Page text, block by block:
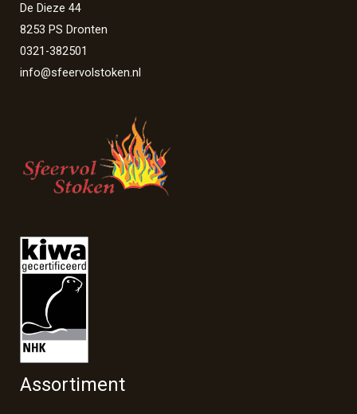
De Dieze 44
8253 PS Dronten
0321-382501
info@sfeervolstoken.nl
Assortiment